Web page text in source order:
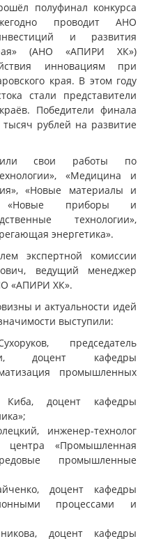
полуфинал конкурса
проводит АНО
и развития
(АНО «АПИРИ ХК»)
инновациям при
края. В этом году
стали представители
Победители финала
рублей на развитие
свои работы по
«Медицина и
«Новые материалы и
«Новые приборы и
технологии»,
энергетика».
экспертной комиссии
ведущий менеджер
«АПИРИ ХК».
и актуальности идей
выступили:
председатель
доцент кафедры
промышленных
Киба, доцент кафедры
инженер-технолог
центра «Промышленная
промышленные
доцент кафедры
процессами и
доцент кафедры